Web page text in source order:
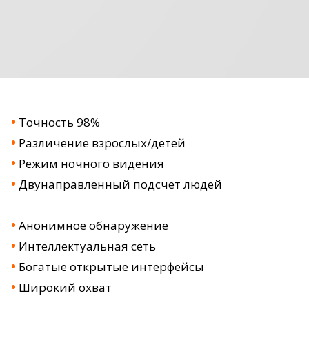
• Точность 98%
• Различение взрослых/детей
• Режим ночного видения
• Двунаправленный подсчет людей
• Анонимное обнаружение
• Интеллектуальная сеть
• Богатые открытые интерфейсы
• Широкий охват